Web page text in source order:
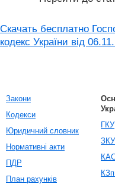
Скачать бесплатно
кодекс України від
Закони
Кодекси
Юридичний словник
Нормативні акти
ПДР
План рахунків
ГКУ
ЗКУ